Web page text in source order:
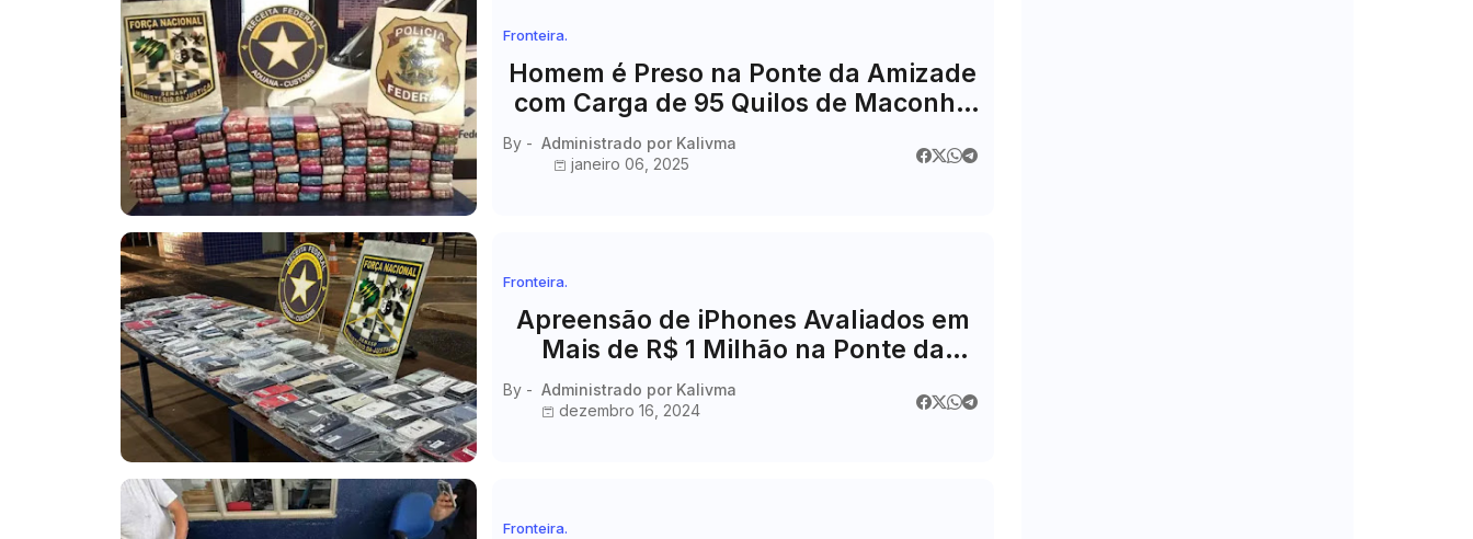
Fronteira.
Homem é Preso na Ponte da Amizade
com Carga de 95 Quilos de Maconha
Escondida em Veículo
By - Administrado por Kalivma
janeiro 06, 2025
Fronteira.
Apreensão de iPhones Avaliados em
Mais de R$ 1 Milhão na Ponte da
Amizade: Uma Ação Contra o
Descaminho
By - Administrado por Kalivma
dezembro 16, 2024
Fronteira.